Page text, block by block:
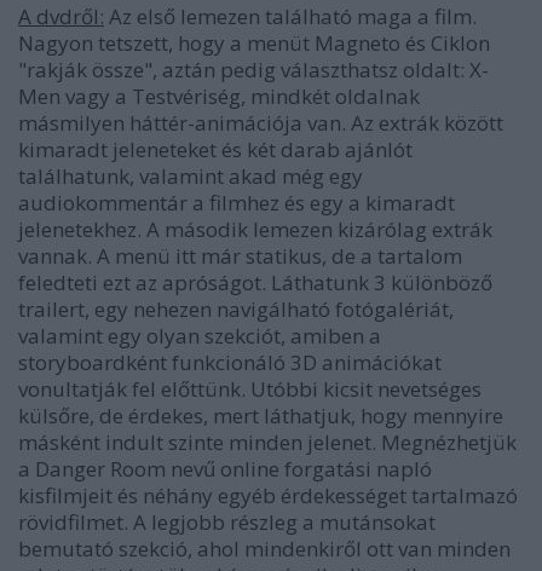
A dvdről: Az első lemezen található maga a film.
Nagyon tetszett, hogy a menüt Magneto és Ciklon
"rakják össze", aztán pedig választhatsz oldalt: X-
Men vagy a Testvériség, mindkét oldalnak
másmilyen háttér-animációja van. Az extrák között
kimaradt jeleneteket és két darab ajánlót
találhatunk, valamint akad még egy
audiokommentár a filmhez és egy a kimaradt
jelenetekhez. A második lemezen kizárólag extrák
vannak. A menü itt már statikus, de a tartalom
feledteti ezt az apróságot. Láthatunk 3 különböző
trailert, egy nehezen navigálható fotógalériát,
valamint egy olyan szekciót, amiben a
storyboardként funkcionáló 3D animációkat
vonultatják fel előttünk. Utóbbi kicsit nevetséges
külsőre, de érdekes, mert láthatjuk, hogy mennyire
másként indult szinte minden jelenet. Megnézhetjük
a Danger Room nevű online forgatási napló
kisfilmjeit és néhány egyéb érdekességet tartalmazó
rövidfilmet. A legjobb részleg a mutánsokat
bemutató szekció, ahol mindenkiről ott van minden